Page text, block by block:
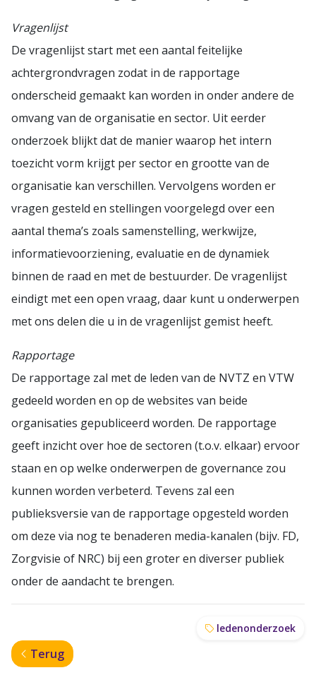
Vragenlijst
De vragenlijst start met een aantal feitelijke
achtergrondvragen zodat in de rapportage
onderscheid gemaakt kan worden in onder andere de
omvang van de organisatie en sector. Uit eerder
onderzoek blijkt dat de manier waarop het intern
toezicht vorm krijgt per sector en grootte van de
organisatie kan verschillen. Vervolgens worden er
vragen gesteld en stellingen voorgelegd over een
aantal thema’s zoals samenstelling, werkwijze,
informatievoorziening, evaluatie en de dynamiek
binnen de raad en met de bestuurder. De vragenlijst
eindigt met een open vraag, daar kunt u onderwerpen
met ons delen die u in de vragenlijst gemist heeft.
Rapportage
De rapportage zal met de leden van de NVTZ en VTW
gedeeld worden en op de websites van beide
organisaties gepubliceerd worden. De rapportage
geeft inzicht over hoe de sectoren (t.o.v. elkaar) ervoor
staan en op welke onderwerpen de governance zou
kunnen worden verbeterd. Tevens zal een
publieksversie van de rapportage opgesteld worden
om deze via nog te benaderen media-kanalen (bijv. FD,
Zorgvisie of NRC) bij een groter en diverser publiek
onder de aandacht te brengen.
ledenonderzoek
Terug